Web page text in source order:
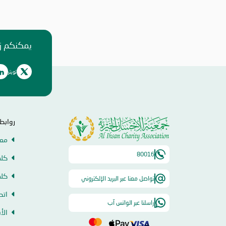
رمضان المبارك، انسجاماً مع نهج الخير والعطاء الذي
الجمعية منذ تأسيسها، وتعزيزاً لمكانة الإمارة وإبراز
في نشر قيم الخير والمحبة في الشهر الفضيل.
يمكنكم
تويتر
80016
تواصل معنا عبر البريد الإلكتروني
راسلنا عبر الواتس آب